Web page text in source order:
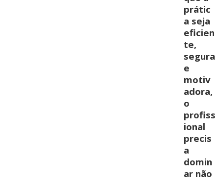
prátic
a seja
eficien
te,
segura
e
motiv
adora,
o
profiss
ional
precis
a
domin
ar não